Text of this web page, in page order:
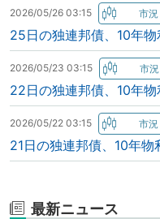
2026/05/26 03:15
25日の独連邦債、10年
2026/05/23 03:15
22日の独連邦債、10年
2026/05/22 03:15
21日の独連邦債、10年
最新ニュース